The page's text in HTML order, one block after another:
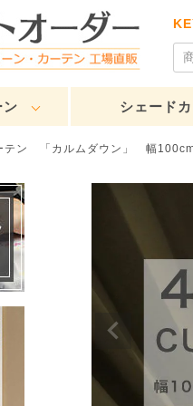
ン シェード
テン 「カルムダウン」 幅